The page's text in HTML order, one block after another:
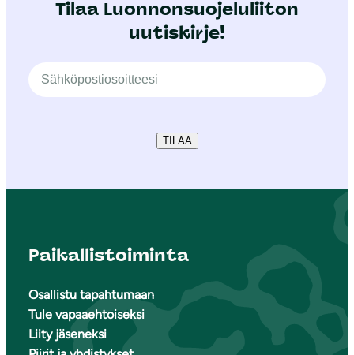
Tilaa Luonnonsuojeluliiton
uutiskirje!
TILAA
Paikallistoiminta
Osallistu tapahtumaan
Tule vapaaehtoiseksi
Liity jäseneksi